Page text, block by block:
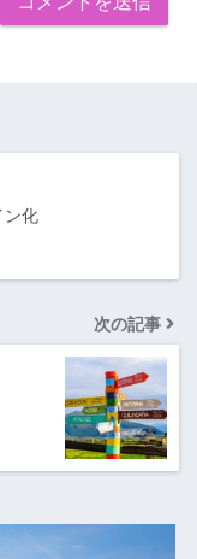
ン化
次の記事